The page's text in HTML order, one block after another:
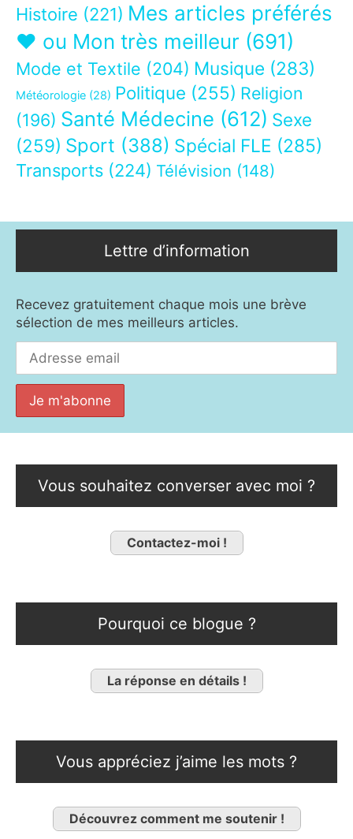
Histoire (221) Mes articles préférés
❤ ou Mon très meilleur (691)
Mode et Textile (204) Musique (283)
Météorologie (28) Politique (255) Religion
(196) Santé Médecine (612) Sexe
(259) Sport (388) Spécial FLE (285)
Transports (224) Télévision (148)
Lettre d’information
Recevez gratuitement chaque mois une brève
sélection de mes meilleurs articles.
Vous souhaitez converser avec moi ?
Contactez-moi !
Pourquoi ce blogue ?
La réponse en détails !
Vous appréciez j’aime les mots ?
Découvrez comment me soutenir !